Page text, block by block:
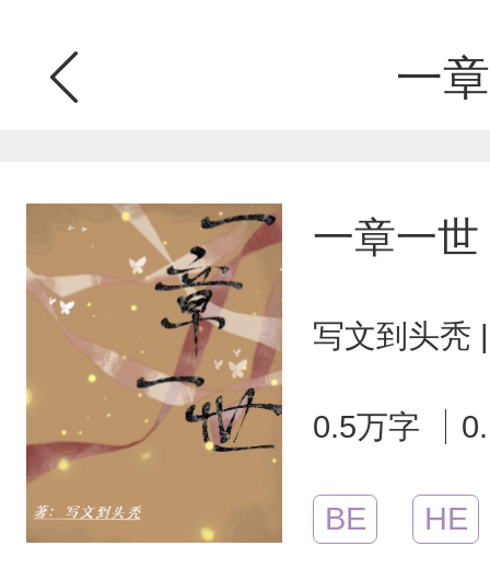
一
一章一世
写文到头秃
0.5万字
BE HE